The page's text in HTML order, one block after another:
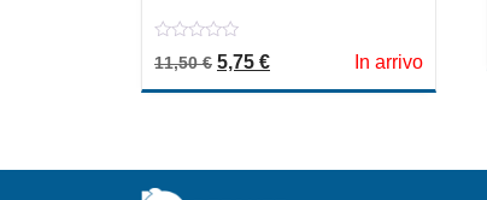
out
11,50€ Il prezzo originale era: 11,50 €.
5,75 €Il prezzo attuale è: 5,75 €.
In arrivo